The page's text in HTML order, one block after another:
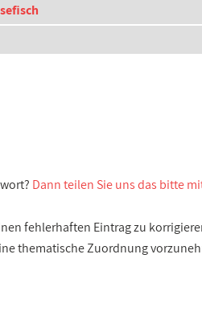
Dann teilen Sie uns das bitte
fehlerhaften Eintrag zu
thematische Zuordnung